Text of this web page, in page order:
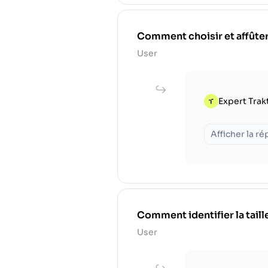
Comment choisir et
User
Expert
Afficher la
Comment identifier la
User